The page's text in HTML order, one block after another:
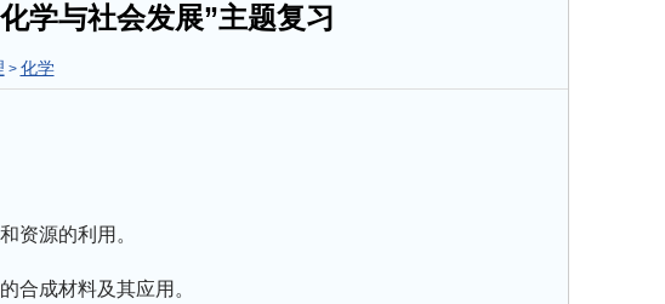
学与社会发展”主题复习
> 化学
资源的利用。
合成材料及其应用。